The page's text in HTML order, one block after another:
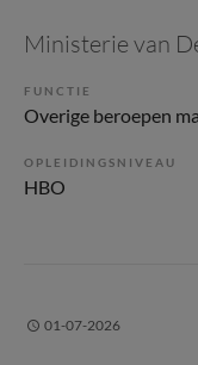
Ministerie van
FUNCTIE
OPLEIDINGSNIVEAU
HBO
01-07-2026